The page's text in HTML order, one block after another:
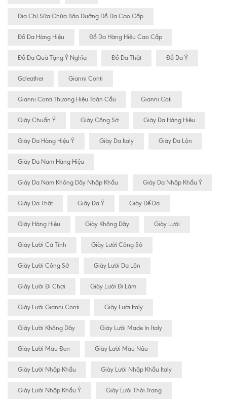
Địa Chỉ Sữa Chữa Bão Dưỡng Đồ Da Cao Cấp
Đồ Da Hàng Hiệu Đồ Da Hàng Hiệu Cao Cấp
Đồ Da Quà Tặng Ý Nghĩa Đồ Da Thật Đồ Da Ý
Gcleather Gianni Conti
Gianni Conti Thương Hiệu Toàn Cầu Gianni Coti
Giày Chuẩn Ý Giày Công Sở Giày Da Hàng Hiệu
Giày Da Hàng Hiệu Ý Giày Da Italy Giày Da Lộn
Giày Da Nam Hàng Hiệu
Giày Da Nam Không Dây Nhập Khẩu Giày Da Nhập Khẩu Ý
Giày Da Thật Giày Da Ý Giày Đế Da
Giày Hàng Hiệu Giày Không Dây Giày Lười
Giày Lười Cá Tính Giày Lười Công Sỏ
Giày Lười Công Sở Giày Lười Da Lộn
Giày Lười Đi Chơi Giày Lười Đi Làm
Giày Lười Gianni Conti Giày Lười Italy
Giày Lười Không Dây Giày Lười Made In Italy
Giày Lười Màu Đen Giày Lười Màu Nâu
Giày Lười Nhập Khẩu Giày Lười Nhập Khẩu Italy
Giày Lười Nhập Khẩu Ý Giày Lười Thời Trang